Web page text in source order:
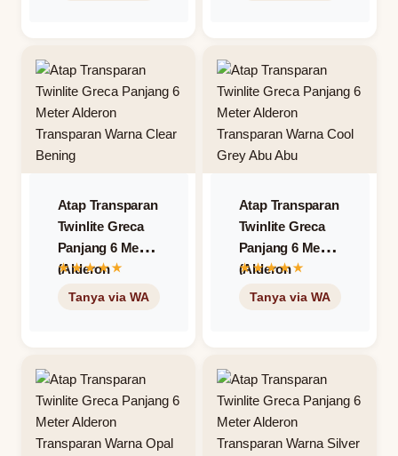
Atap Transparan
Twinlite Greca
Panjang 6 Meter
(Alderon
Transparan) –
Atap Transparan
Twinlite Greca
Panjang 6 Meter
(Alderon
Transparan) –